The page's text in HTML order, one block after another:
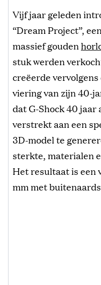
Vijf jaar geleden
“Dream Project”,
massief gouden
stuk werden
creëerde
viering van zijn 40-
dat G-Shock 40 jaar
verstrekt aan een
3D-model te
sterkte, materialen
Het resultaat is een
mm met